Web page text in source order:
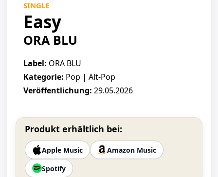
SINGLE
Easy
ORA BLU
Label: ORA BLU
Kategorie: Pop | Alt-Pop
Veröffentlichung: 29.05.2026
Produkt erhältlich bei:
Apple Music
Amazon Music
Spotify